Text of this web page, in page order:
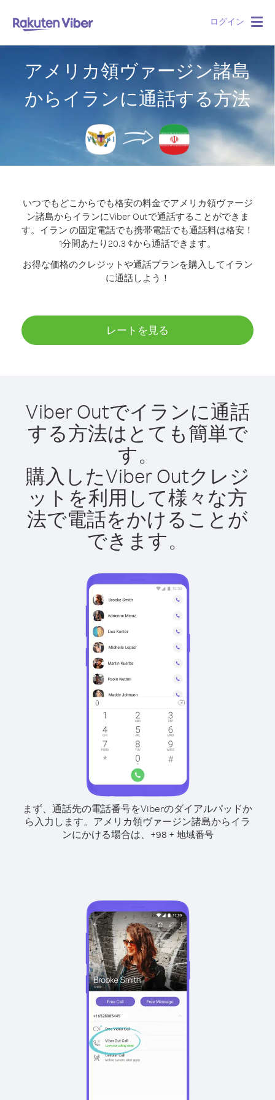
ログイン
アメリカ領ヴァージン諸島
からイランに通話する方法
いつでもどこからでも格安の料金でアメリカ領ヴァージ
ン諸島からイランにViber Outで通話することができま
す。 イラン の固定電話でも携帯電話でも通話料は格安！
1分間あたり20.3 ¢から通話できます。
お得な価格のクレジットや通話プランを購入してイラン
に通話しよう！
レートを見る
Viber Outでイランに通話
する方法はとても簡単で
す。
購入したViber Outクレジ
ットを利用して様々な方
法で電話をかけることが
できます。
まず、通話先の電話番号をViberのダイアルパッドか
ら入力します。 アメリカ領ヴァージン諸島からイラ
ンにかける場合は、
+98 + 地域番号